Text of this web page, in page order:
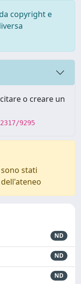
copyright e
o creare un
9295
stati
ND
ND
ND